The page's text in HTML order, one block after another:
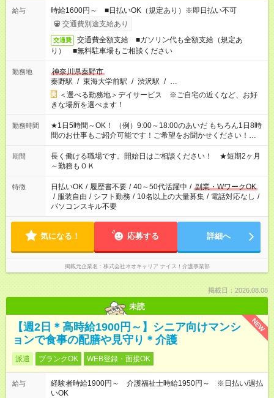
給与
時給1600円～ ■日払いOK（規定あり）※即日払い不可
交通費別途支給あり
交通費
交通費全額支給 ■ガソリン代も全額支給（規定あ
り） ■無料駐車場もご相談ください
勤務地
神奈川県秦野市
秦野駅 / 東海大学前駅 / 渋沢駅 / …
＜選べる勤務地＞デイサービス ※ご自宅の近くなど、お好
きな場所を選べます！
勤務時間
★1日5時間～OK！ （例）9:00～18:00のあいだ もちろん1日8時
間のお仕事もご紹介可能です！ご希望をお聞かせください！★家
庭の都合でお休みが必要な場合も遠慮なくご相談ください。 ※
週最低15時間以上の勤務が必要です
期間
長く働ける職場です。開始日はご相談ください！ ★短期2ヶ月
～勤務もＯＫ
特徴 日払いOK / 履歴書不要 / 40～50代活躍中 / 副業・WワークOK
/ 服装自由 / シフト勤務 / 10名以上の大量募集 / 電話対応なし /
パソコンスキル不要
気になる！ 応募する 詳細へ
掲載元企業名 株式会社ネオキャリア ナイス！介護事業部
掲載日：2026.08.08
未読
NEW
【週2日＊高時給1900円～】シニア向けマンシ
ョンで食事の配膳や見守り＊介護
派遣 ブランクOK WEB登録・面接OK
給与
経験者時給1900円～ 介護福祉士時給1950円～ ※日払い/週払
いOK